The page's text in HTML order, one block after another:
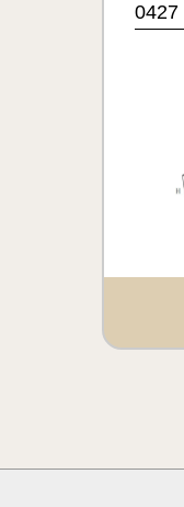
0427